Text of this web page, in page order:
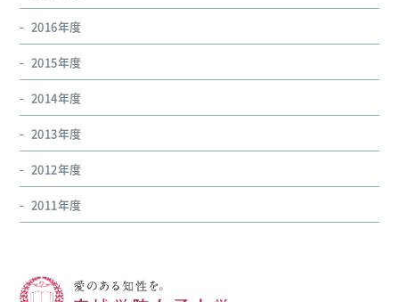
2016年度
2015年度
2014年度
2013年度
2012年度
2011年度